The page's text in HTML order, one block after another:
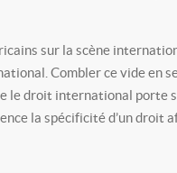
sur la scène
Combler ce vide en
le droit international porte
la spécificité d’un droit